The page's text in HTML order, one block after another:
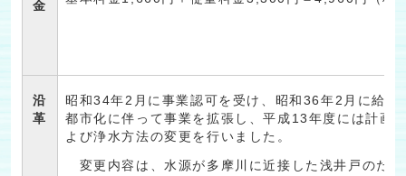
金
沿
革
昭和34年2月に事業認可を受け、昭和36年2月に給水
都市化に伴って事業を拡張し、平成13年度には計画
よび浄水方法の変更を行いました。
変更内容は、水源が多摩川に近接した浅井戸のた